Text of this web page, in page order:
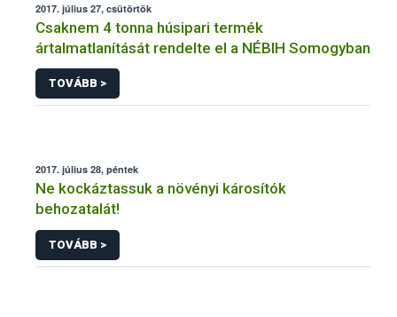
2017. július 27, csütörtök
Csaknem 4 tonna húsipari termék
ártalmatlanítását rendelte el a NÉBIH Somogyban
TOVÁBB >
2017. július 28, péntek
Ne kockáztassuk a növényi károsítók
behozatalát!
TOVÁBB >